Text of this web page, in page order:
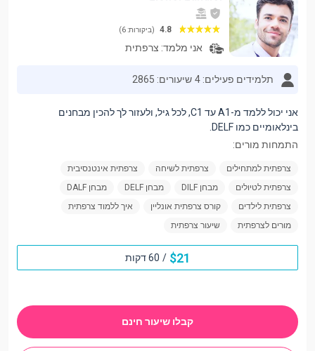
4.8 (ביקורות: 6)
אני מלמד: צרפתית
תלמידים פעילים: 4 שיעורים: 2865
אני יכול ללמד מ-A1 עד C1, לכל גיל, ולעזור לך להכין מבחנים
בינלאומיים כמו DELF.
התמחות מורים:
צרפתית למתחילים צרפתית לשיחה
צרפתית אינטנסיבית
צרפתית לטיולים
מבחן DILF מבחן DELF
מבחן DALF
צרפתית לילדים
קורס צרפתית אונליין
איך ללמוד צרפתית
מורים לצרפתית
שיעור צרפתית
21
$
/ 60 דקות
קבלו שיעור חינם